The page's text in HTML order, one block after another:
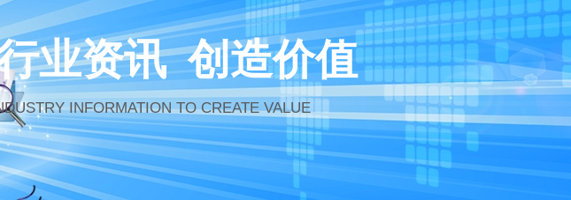
业资讯 创造价值
INFORMATION TO CREATE VALUE